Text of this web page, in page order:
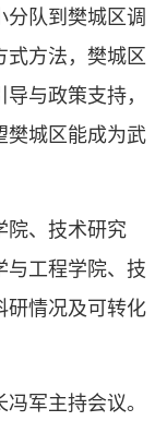
分队到樊城区调
方法，樊城区
与政策支持，
樊城区能成为武
院、技术研究
与工程学院、技
研情况及可转化
军主持会议。